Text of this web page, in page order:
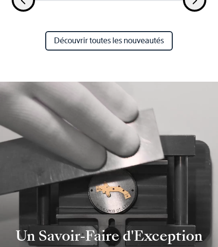
Découvrir toutes les nouveautés
Un Savoir-Faire d'Exception